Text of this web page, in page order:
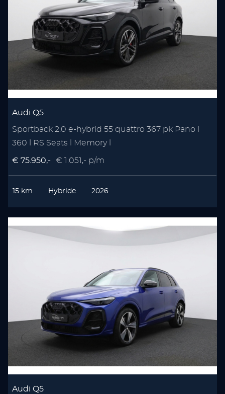
Audi Q5
Sportback 2.0 e-hybrid 55 quattro 367 pk Pano l
360 l RS Seats l Memory l
€ 75.950,- € 1.051,- p/m
15 km Hybride 2026
Audi Q5